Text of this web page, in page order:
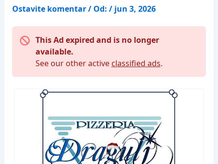
Ostavite komentar/ Od: / jun 3, 2026
This Ad expired and is no longer
available.
See our other active classified ads.